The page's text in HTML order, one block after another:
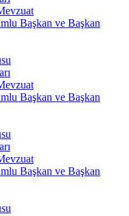
Başkan ve Başkan
Başkan ve Başkan
Başkan ve Başkan